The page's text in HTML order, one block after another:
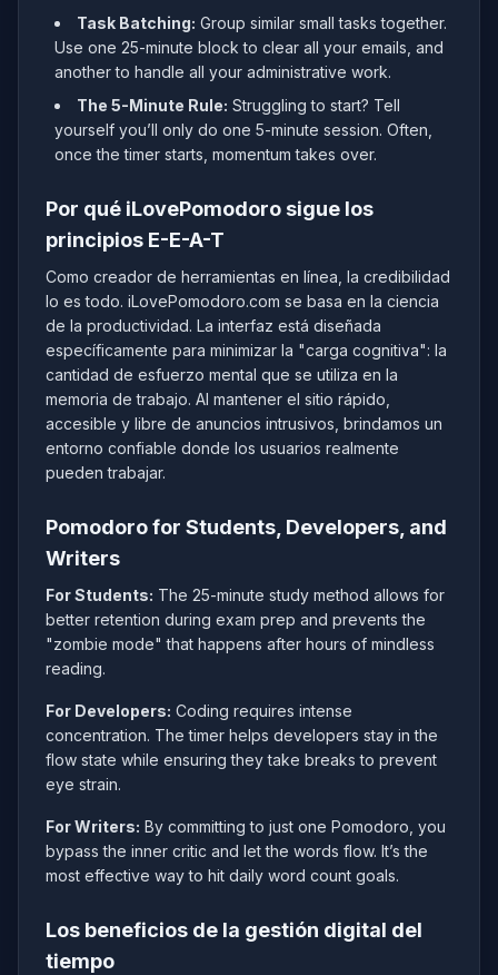
Task Batching: Group similar small tasks together.
Use one 25-minute block to clear all your emails, and
another to handle all your administrative work.
The 5-Minute Rule: Struggling to start? Tell
yourself you’ll only do one 5-minute session. Often,
once the timer starts, momentum takes over.
Por qué iLovePomodoro sigue los
principios E-E-A-T
Como creador de herramientas en línea, la credibilidad
lo es todo. iLovePomodoro.com se basa en la ciencia
de la productividad. La interfaz está diseñada
específicamente para minimizar la "carga cognitiva": la
cantidad de esfuerzo mental que se utiliza en la
memoria de trabajo. Al mantener el sitio rápido,
accesible y libre de anuncios intrusivos, brindamos un
entorno confiable donde los usuarios realmente
pueden trabajar.
Pomodoro for Students, Developers, and
Writers
For Students: The 25-minute study method allows for
better retention during exam prep and prevents the
"zombie mode" that happens after hours of mindless
reading.
For Developers: Coding requires intense
concentration. The timer helps developers stay in the
flow state while ensuring they take breaks to prevent
eye strain.
For Writers: By committing to just one Pomodoro, you
bypass the inner critic and let the words flow. It’s the
most effective way to hit daily word count goals.
Los beneficios de la gestión digital del
tiempo